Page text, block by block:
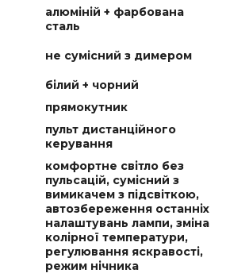
алюміній + фарбована
сталь
не сумісний з димером
білий + чорний
прямокутник
пульт дистанційного
керування
комфортне світло без
пульсацій, сумісний з
вимикачем з підсвіткою,
автозбереження останніх
налаштувань лампи, зміна
колірної температури,
регулювання яскравості,
режим нічника